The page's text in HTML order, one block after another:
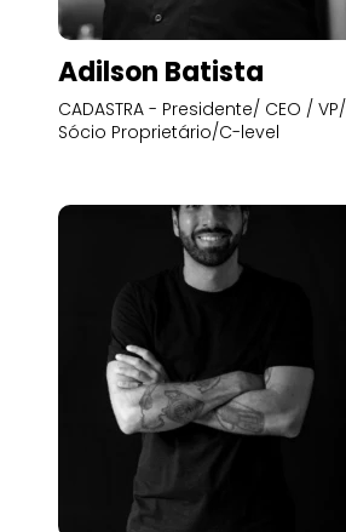
Adilson Batista
CADASTRA - Presidente/ CEO / VP/
Sócio Proprietário/C-level